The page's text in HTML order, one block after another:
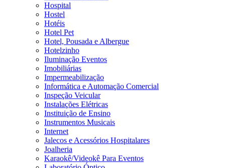
Hospital
Hostel
Hotéis
Hotel Pet
Hotel, Pousada e Albergue
Hotelzinho
Iluminação Eventos
Imobiliárias
Impermeabilização
Informática e Automação Comercial
Inspeção Veicular
Instalações Elétricas
Instituição de Ensino
Instrumentos Musicais
Internet
Jalecos e Acessórios Hospitalares
Joalheria
Karaokê/Videokê Para Eventos